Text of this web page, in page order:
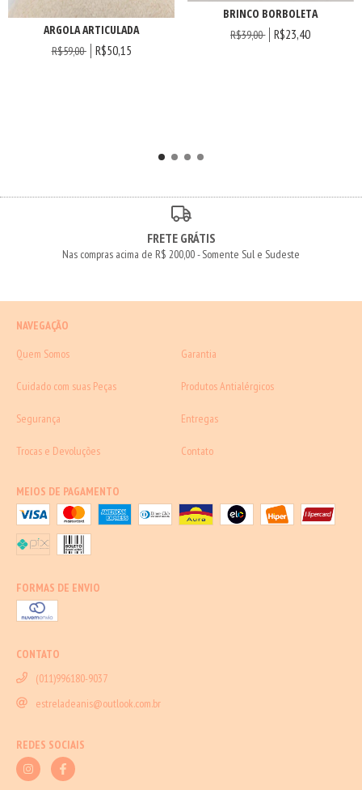
ARGOLA ARTICULADA
R$59,00 R$50,15
BRINCO BORBOLETA
R$39,00 R$23,40
FRETE GRÁTIS
Nas compras acima de R$ 200,00 - Somente Sul e Sudeste
NAVEGAÇÃO
Quem Somos
Garantia
Cuidado com suas Peças Produtos Antialérgicos
Segurança Entregas
Trocas e Devoluções Contato
MEIOS DE PAGAMENTO
FORMAS DE ENVIO
CONTATO
(011)996180-9037
estreladeanis@outlook.com.br
REDES SOCIAIS